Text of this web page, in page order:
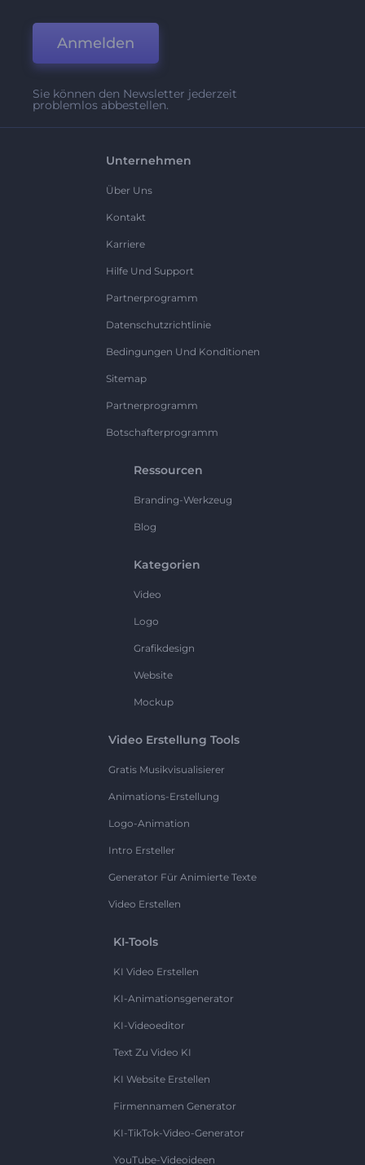
Anmelden
Sie können den Newsletter jederzeit
problemlos abbestellen.
Unternehmen
Über Uns
Kontakt
Karriere
Hilfe Und Support
Partnerprogramm
Datenschutzrichtlinie
Bedingungen Und Konditionen
Sitemap
Partnerprogramm
Botschafterprogramm
Ressourcen
Branding-Werkzeug
Blog
Kategorien
Video
Logo
Grafikdesign
Website
Mockup
Video Erstellung Tools
Gratis Musikvisualisierer
Animations-Erstellung
Logo-Animation
Intro Ersteller
Generator Für Animierte Texte
Video Erstellen
KI-Tools
KI Video Erstellen
KI-Animationsgenerator
KI-Videoeditor
Text Zu Video KI
KI Website Erstellen
Firmennamen Generator
KI-TikTok-Video-Generator
YouTube-Videoideen